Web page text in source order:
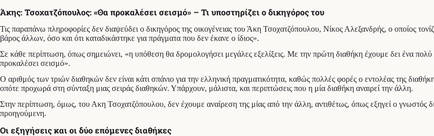
Άκης: Τσοχατζόπουλος: «Θα προκαλέσει σεισμό» – Τι υποστηρίζει ο δικηγόρος του
Τις παραπάνω πληροφορίες δεν διαψεύδει ο δικηγόρος της οικογένειας του Άκη Τσοχατζόπουλου, Νίκος Αλεξανδρής, ο οποίος
βάρος άλλων, όσο και ότι καταδικάστηκε για πράγματα που δεν έκανε ο ίδιος».
Σε κάθε περίπτωση, όπως σημειώνει, «η υπόθεση θα δρομολογήσει μεγάλες εξελίξεις. Με την πρώτη διαθήκη έχουμε δει ένα πολύ
προκαλέσει σεισμό».
Ο αριθμός των τριών διαθηκών δεν είναι κάτι σπάνιο για την ελληνική πραγματικότητα, καθώς πολλές φορές ο εντολέας της
οπότε προχωρά στη σύνταξη μιας σειράς διαθηκών. Υπάρχουν, μάλιστα, και περιπτώσεις που η μία διαθήκη αναιρεί την άλλη.
Στην περίπτωση, όμως, του Ακη Τσοχατζόπουλου, δεν έχουμε αναίρεση της μίας από την άλλη, αντιθέτως, όπως εξηγεί ο γνωστός
προηγούμενη.
Οι εξηγήσεις και οι δύο επόμενες διαθήκες